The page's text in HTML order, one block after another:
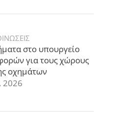
στο υπουργείο
για τους χώρους
οχημάτων
2026